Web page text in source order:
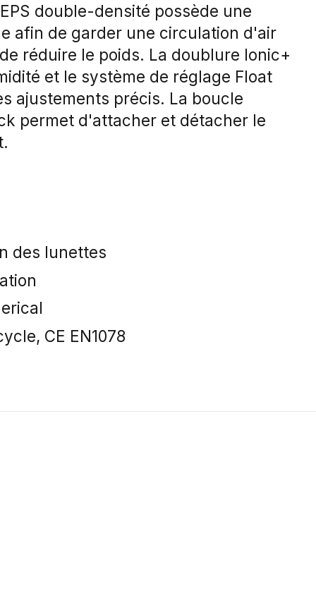
double-densité possède une
afin de garder une circulation d'air
réduire le poids. La doublure Ionic+
et le système de réglage Float
ajustements précis. La boucle
permet d'attacher et détacher le
des lunettes
CE EN1078